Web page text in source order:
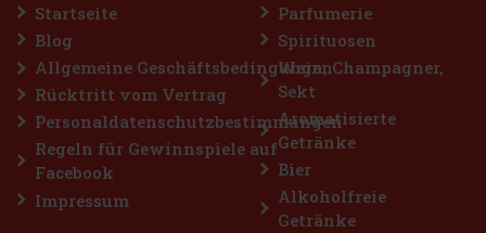
Startseite
Blog
Allgemeine Geschäftsbedingungen
Rücktritt vom Vertrag
Personaldatenschutzbestimmungen
Regeln für Gewinnspiele auf
Facebook
Impressum
Parfumerie
Spirituosen
Wein, Champagner,
Sekt
Aromatisierte
Getränke
Bier
Alkoholfreie
Getränke